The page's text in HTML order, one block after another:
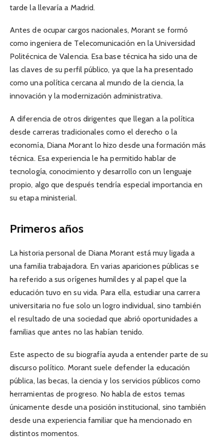
tarde la llevaría a Madrid.
Antes de ocupar cargos nacionales, Morant se formó
como ingeniera de Telecomunicación en la Universidad
Politécnica de Valencia. Esa base técnica ha sido una de
las claves de su perfil público, ya que la ha presentado
como una política cercana al mundo de la ciencia, la
innovación y la modernización administrativa.
A diferencia de otros dirigentes que llegan a la política
desde carreras tradicionales como el derecho o la
economía, Diana Morant lo hizo desde una formación más
técnica. Esa experiencia le ha permitido hablar de
tecnología, conocimiento y desarrollo con un lenguaje
propio, algo que después tendría especial importancia en
su etapa ministerial.
Primeros años
La historia personal de Diana Morant está muy ligada a
una familia trabajadora. En varias apariciones públicas se
ha referido a sus orígenes humildes y al papel que la
educación tuvo en su vida. Para ella, estudiar una carrera
universitaria no fue solo un logro individual, sino también
el resultado de una sociedad que abrió oportunidades a
familias que antes no las habían tenido.
Este aspecto de su biografía ayuda a entender parte de su
discurso político. Morant suele defender la educación
pública, las becas, la ciencia y los servicios públicos como
herramientas de progreso. No habla de estos temas
únicamente desde una posición institucional, sino también
desde una experiencia familiar que ha mencionado en
distintos momentos.